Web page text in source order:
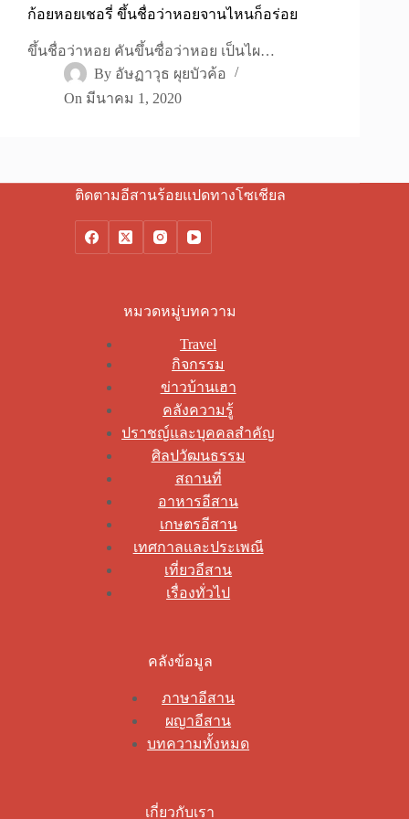
ก้อยหอยเชอรี่ ขึ้นชื่อว่าหอยจานไหนก็อร่อย
ขึ้นชื่อว่าหอย คันขึ้นซื่อว่าหอย เป็นไผ…
By อัษฏาวุธ ผุยบัวค้อ
On มีนาคม 1, 2020
ติดตามอีสานร้อยแปดทางโซเชียล
หมวดหมู่บทความ
Travel
กิจกรรม
ข่าวบ้านเฮา
คลังความรู้
ปราชญ์และบุคคลสำคัญ
ศิลปวัฒนธรรม
สถานที่
อาหารอีสาน
เกษตรอีสาน
เทศกาลและประเพณี
เที่ยวอีสาน
เรื่องทั่วไป
คลังข้อมูล
ภาษาอีสาน
ผญาอีสาน
บทความทั้งหมด
เกี่ยวกับเรา